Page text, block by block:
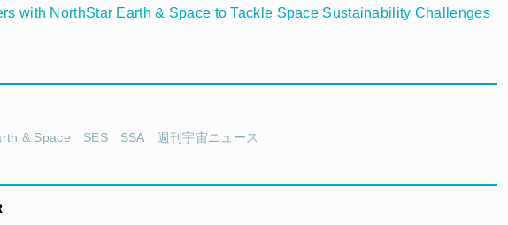
with NorthStar Earth & Space to Tackle Space Sustainability Challenges
& Space SES SSA 週刊宇宙ニュース